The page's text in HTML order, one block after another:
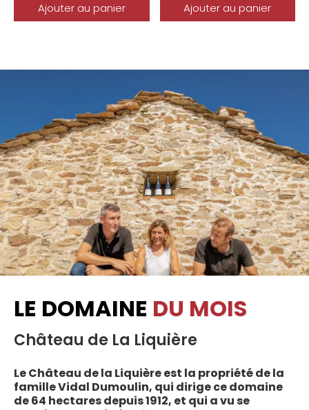
Ajouter au panier Ajouter au panier
LE DOMAINE DU MOIS
Château de La Liquière
Le Château de la Liquière est la propriété de la
famille Vidal Dumoulin, qui dirige ce domaine
de 64 hectares depuis 1912, et qui a vu se